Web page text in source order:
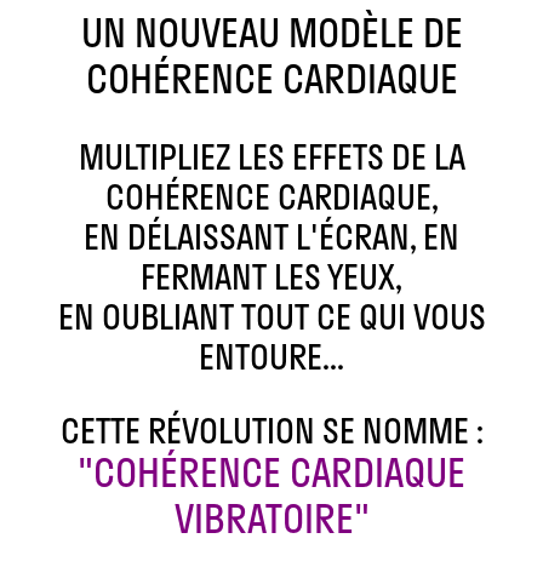
UN NOUVEAU MODÈLE DE
COHÉRENCE CARDIAQUE
MULTIPLIEZ LES EFFETS DE LA
COHÉRENCE CARDIAQUE,
EN DÉLAISSANT L'ÉCRAN, EN
FERMANT LES YEUX,
EN OUBLIANT TOUT CE QUI VOUS
ENTOURE...
CETTE RÉVOLUTION SE NOMME :
"COHÉRENCE CARDIAQUE
VIBRATOIRE"